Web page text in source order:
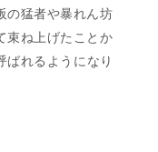
の猛者や暴れん坊
束ね上げたことか
ばれるようになり